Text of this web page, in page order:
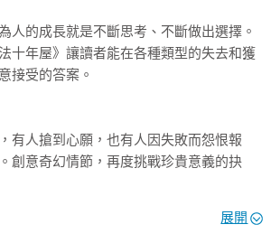
佳讀物，提供美好的閱讀經驗，陪伴孩子在
孩子對故事的需求，鼓勵孩子進階閱讀，從
心及外界世界的瞭解」，並期待在書裡找
成長心事等等，藉由這些具有正向價值觀的
穿著深棕色西裝背心和長褲，脖子上總是
長滿了綠色樹葉的大樹，雖然溫和卻堅定不
一人，不，正確的說是其中一隻，就是眼前
人的成長就是不斷思考、不斷做出選擇。
十年屋》讓讀者能在各種類型的失去和獲
接受的答案。
有人搶到心願，也有人因失敗而怨恨報
創意奇幻情節，再度挑戰珍貴意義的抉
展開